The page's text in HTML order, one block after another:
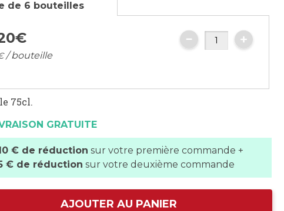
de 6 bouteilles
€
/ bouteille
75cl.
GRATUITE
€ de réduction sur votre première commande +
€ de réduction sur votre deuxième commande
AJOUTER AU PANIER